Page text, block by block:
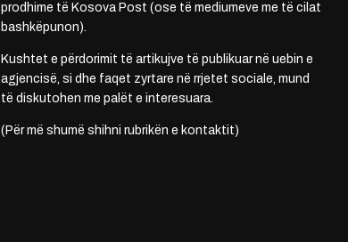
prodhime të Kosova Post (ose të mediumeve me të cilat
bashkëpunon).
Kushtet e përdorimit të artikujve të publikuar në uebin e
agjencisë, si dhe faqet zyrtare në rrjetet sociale, mund
të diskutohen me palët e interesuara.
(Për më shumë shihni rubrikën e kontaktit)